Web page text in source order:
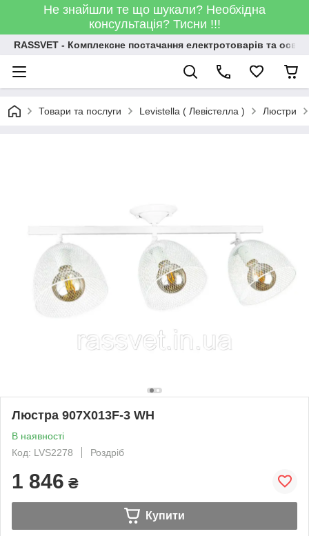
Не знайшли те що шукали? Необхідна
консультація? Тисни !!!
RASSVET - Комплексне постачання електротоварів та
Товари та послуги Levistella ( Левістелла ) Люстри
Люстра 907X013F-3 WH
В наявності
Код: LVS2278
Роздріб
1 846 ₴
Купити